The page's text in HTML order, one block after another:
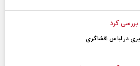
کرد
در لباس افشاگری